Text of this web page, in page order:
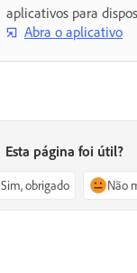
aplicativos para
Abra o aplicativo
Esta página foi útil?
Sim, obrigado Não